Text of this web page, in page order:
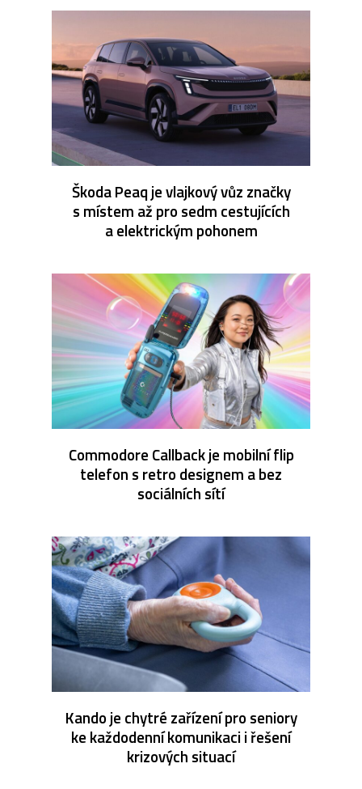
Škoda Peaq je vlajkový vůz značky
s místem až pro sedm cestujících
a elektrickým pohonem
Commodore Callback je mobilní flip
telefon s retro designem a bez
sociálních sítí
Kando je chytré zařízení pro seniory
ke každodenní komunikaci i řešení
krizových situací